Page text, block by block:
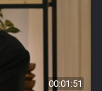
00:01:51